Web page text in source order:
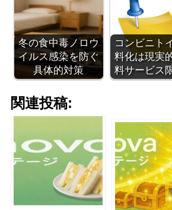
冬の食中毒ノロウ
イルス感染を防ぐ
具体的対策
コンビニト
料化は現実
料サービス
関連投稿: